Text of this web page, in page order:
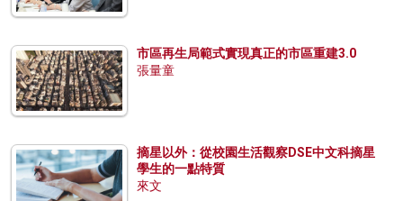
市區再生局範式實現真正的市區重建3.0
張量童
摘星以外：從校園生活觀察DSE中文科摘星
學生的一點特質
來文